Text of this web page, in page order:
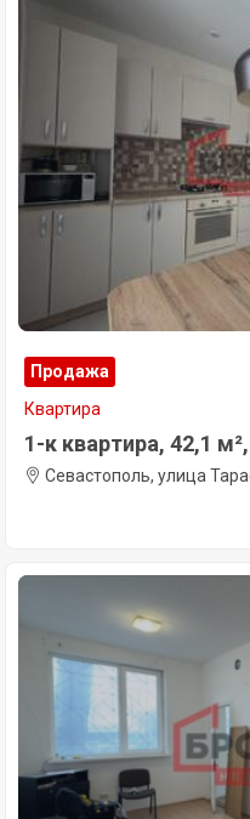
Продажа
Квартира
1-к квартира, 42,1
Севастополь, улица